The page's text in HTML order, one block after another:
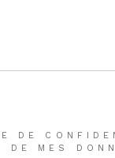
DE
MES